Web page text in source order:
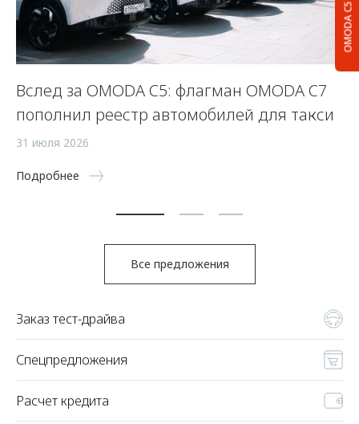
OMODA C5
Вслед за OMODA C5: флагман OMODA C7
пополнил реестр автомобилей для такси
31 июля 2026
Подробнее
Все предложения
Заказ тест-драйва
Спецпредложения
Расчет кредита